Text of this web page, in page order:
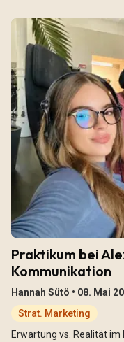
Praktikum bei
Kommunikation
Hannah Sütö • 08. Mai
Strat. Marketing
Erwartung vs. Realität